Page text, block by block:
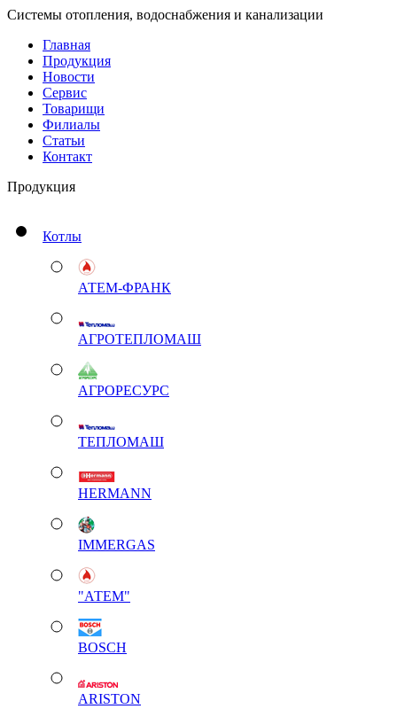
Системы отопления, водоснабжения и канализации
Главная
Продукция
Новости
Сервис
Товарищи
Филиалы
Статьи
Контакт
Продукция
Котлы
АТЕМ-ФРАНК
АГРОТЕПЛОМАШ
АГРОРЕСУРС
ТЕПЛОМАШ
HERMANN
IMMERGAS
"АТЕМ"
BOSCH
ARISTON